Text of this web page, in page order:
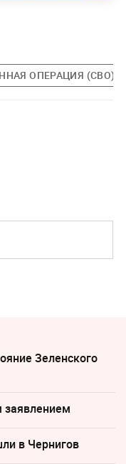
ОПЕРАЦИЯ (СВО)
Зеленского
в Чернигов